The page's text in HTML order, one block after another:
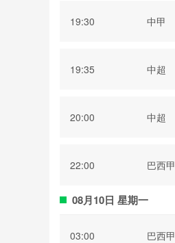
19:30 中甲
19:35 中超
20:00 中超
22:00 巴西甲
08月10日 星期一
03:00 巴西甲